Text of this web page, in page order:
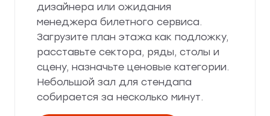
дизайнера или ожидания
менеджера билетного сервиса.
Загрузите план этажа как подложку,
расставьте сектора, ряды, столы и
сцену, назначьте ценовые категории.
Небольшой зал для стендапа
собирается за несколько минут.